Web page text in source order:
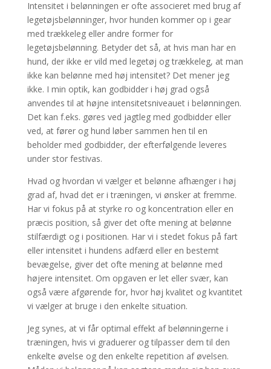
Intensitet i belønningen er ofte associeret med brug af
legetøjsbelønninger, hvor hunden kommer op i gear
med trækkeleg eller andre former for
legetøjsbelønning. Betyder det så, at hvis man har en
hund, der ikke er vild med legetøj og trækkeleg, at man
ikke kan belønne med høj intensitet? Det mener jeg
ikke. I min optik, kan godbidder i høj grad også
anvendes til at højne intensitetsniveauet i belønningen.
Det kan f.eks. gøres ved jagtleg med godbidder eller
ved, at fører og hund løber sammen hen til en
beholder med godbidder, der efterfølgende leveres
under stor festivas.
Hvad og hvordan vi vælger et belønne afhænger i høj
grad af, hvad det er i træningen, vi ønsker at fremme.
Har vi fokus på at styrke ro og koncentration eller en
præcis position, så giver det ofte mening at belønne
stilfærdigt og i positionen. Har vi i stedet fokus på fart
eller intensitet i hundens adfærd eller en bestemt
bevægelse, giver det ofte mening at belønne med
højere intensitet. Om opgaven er let eller svær, kan
også være afgørende for, hvor høj kvalitet og kvantitet
vi vælger at bruge i den enkelte situation.
Jeg synes, at vi får optimal effekt af belønningerne i
træningen, hvis vi graduerer og tilpasser dem til den
enkelte øvelse og den enkelte repetition af øvelsen.